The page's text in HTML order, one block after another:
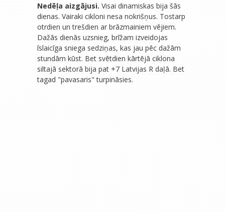
Nedēļa aizgājusi. Visai dinamiskas bija šās
dienas. Vairaki cikloni nesa nokrišņus. Tostarp
otrdien un trešdien ar brāzmainiem vējiem.
Dažās dienās uzsnieg, brīžam izveidojas
īslaicīga sniega sedziņas, kas jau pēc dažām
stundām kūst. Bet svētdien kārtējā ciklona
siltajā sektorā bija pat +7 Latvijas R daļā. Bet
tagad "pavasaris" turpināsies.